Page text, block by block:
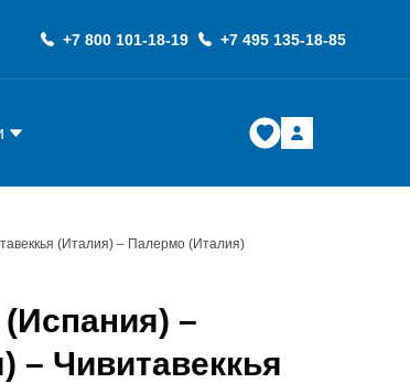
+7 800 101-18-19 +7 495 135-18-85
(Италия) – Палермо (Италия)
–
– Чивитавеккья